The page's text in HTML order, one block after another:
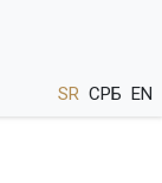
SR СРБ EN